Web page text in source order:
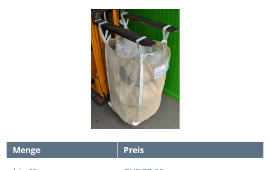
Menge
Preis